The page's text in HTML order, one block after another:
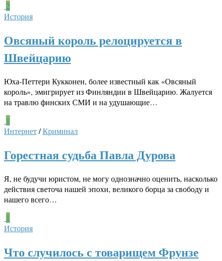
2
История
Овсяный король релоцируется в
Швейцарию
Юха-Петтери Кукконен, более известный как «Овсяный
король», эмигрирует из Финляндии в Швейцарию. Жалуется
на травлю финских СМИ и на удушающие…
1
Интернет/Криминал
Горестная судьба Павла Дурова
Я, не будучи юристом, не могу однозначно оценить, насколько
действия светоча нашей эпохи, великого борца за свободу и
нашего всего…
1
История
Что случилось с товарищем Фрунзе